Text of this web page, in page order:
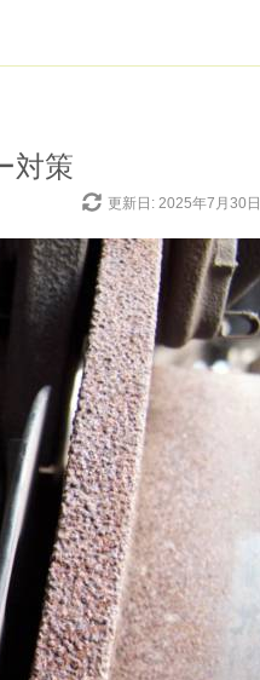
対策
更新日: 2025年7月30日